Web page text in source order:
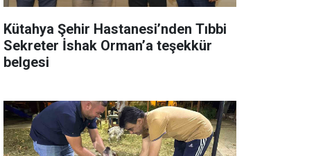
Kütahya Şehir Hastanesi’nden Tıbbi
Sekreter İshak Orman’a teşekkür
belgesi